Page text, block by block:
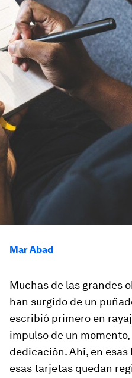
Mar Abad
Muchas de las grandes
han surgido de un
escribió primero en
impulso de un
dedicación. Ahí, en esas
esas tarjetas quedan